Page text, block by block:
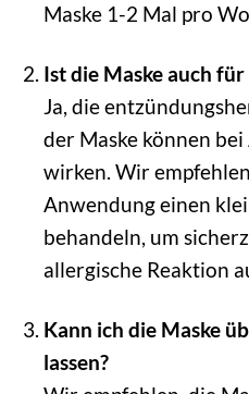
Maske 1-2 Mal pro
Ist die Maske auch
Ja, die
der Maske können
wirken. Wir
Anwendung einen
behandeln, um
allergische Reaktion
Kann ich die Maske
lassen?